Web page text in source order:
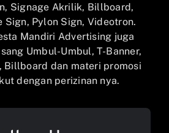
Signage Akrilik, Billboard,
Sign, Pylon Sign, Videotron.
Mandiri Advertising juga
Umbul-Umbul, T-Banner,
Billboard dan materi promosi
dengan perizinan nya.